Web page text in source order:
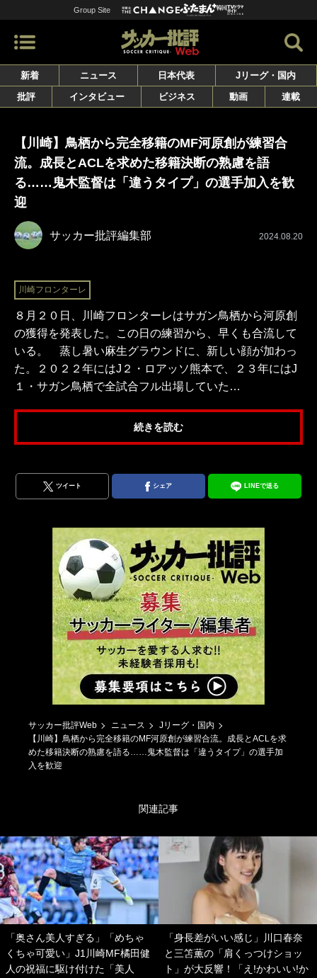
Group Site
新着 ニュース 日本代表
Jリーグ・国内
批評
インタビュー ビジネス 動画 連載
【川崎】鳥栖から完全移籍のMF河原創が練習合
流。成長とACLを求めた移籍決断の熟慮を語
る……鬼木監督は「違うタイプ」の選手加入を歓
迎
サッカー批評編集部 2024.08.20
川崎フロンターレ
８月２０日、川崎フロンターレはサガン鳥栖から河原創
の獲得を発表した。この日の練習から、早くも合流して
いる。 蒸し暑い麻生グラウンドに、新しい顔が加わっ
た。２０２２年にはJ２・ロアッソ熊本で、２３年にはJ
１・サガン鳥栖で全試合フル出場していた…
続きを読む
ツイート シェア LINEで送る
サッカー批評Web ニュース
Jリーグ・国内
【川崎】鳥栖から完全移籍のMF河原創が練習合流。成長とACLを求
めた移籍決断の熟慮を語る……鬼木監督は「違うタイプ」の選手加
入を歓迎
関連記事
「奥さん美人すぎる」「めちゃ
くちゃ可愛い」J1川崎MF橘田健
人の祝福に駆け付けた「美人
「身長差がいい感じ」川口春奈
と三笘薫の「肩くっつけショッ
ト」が大反響！「え!かわいい!か